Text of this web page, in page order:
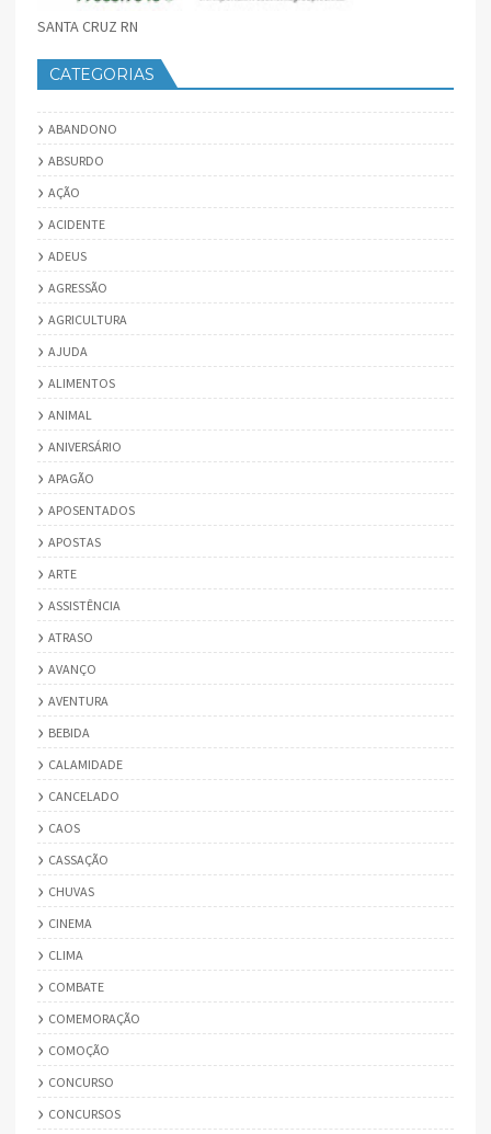
SANTA CRUZ RN
CATEGORIAS
ABANDONO
ABSURDO
AÇÃO
ACIDENTE
ADEUS
AGRESSÃO
AGRICULTURA
AJUDA
ALIMENTOS
ANIMAL
ANIVERSÁRIO
APAGÃO
APOSENTADOS
APOSTAS
ARTE
ASSISTÊNCIA
ATRASO
AVANÇO
AVENTURA
BEBIDA
CALAMIDADE
CANCELADO
CAOS
CASSAÇÃO
CHUVAS
CINEMA
CLIMA
COMBATE
COMEMORAÇÃO
COMOÇÃO
CONCURSO
CONCURSOS